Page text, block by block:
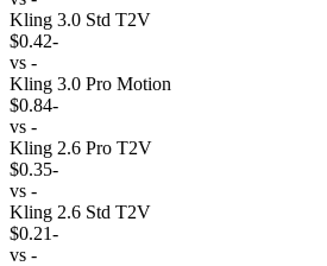
Kling 3.0 Std T2V
$0.42-
vs -
Kling 3.0 Pro Motion
$0.84-
vs -
Kling 2.6 Pro T2V
$0.35-
vs -
Kling 2.6 Std T2V
$0.21-
vs -